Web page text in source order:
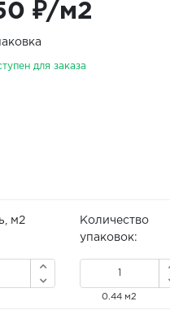
₽/м2
для заказа
м2
Количество
упаковок:
0.44 м2